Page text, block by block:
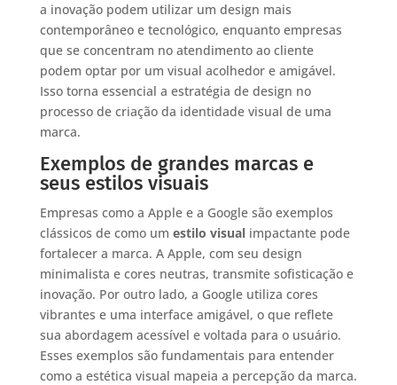
a inovação podem utilizar um design mais
contemporâneo e tecnológico, enquanto empresas
que se concentram no atendimento ao cliente
podem optar por um visual acolhedor e amigável.
Isso torna essencial a estratégia de design no
processo de criação da identidade visual de uma
marca.
Exemplos de grandes marcas e
seus estilos visuais
Empresas como a Apple e a Google são exemplos
clássicos de como um estilo visualimpactante pode
fortalecer a marca. A Apple, com seu design
minimalista e cores neutras, transmite sofisticação e
inovação. Por outro lado, a Google utiliza cores
vibrantes e uma interface amigável, o que reflete
sua abordagem acessível e voltada para o usuário.
Esses exemplos são fundamentais para entender
como a estética visual mapeia a percepção da marca.